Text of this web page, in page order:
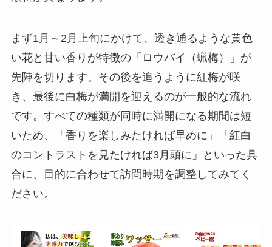
まず1月～2月上旬にかけて、透き通るような黄色
い花と甘い香りが特徴の「ロウバイ（蝋梅）」が
先陣を切ります。その後を追うように紅梅が咲
き、最後に白梅が満開を迎えるのが一般的な流れ
です。すべての種類が同時に満開になる期間は短
いため、「香りを楽しみたければ早めに」「紅白
のコントラストを見たければ3月頭に」といった具
合に、目的に合わせて訪問時期を調整してみてく
ださい。